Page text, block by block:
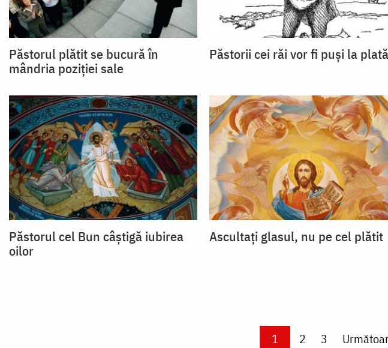
Păstorul plătit se bucură în
mândria poziţiei sale
Păstorii cei răi vor fi puşi la plată
Păstorul cel Bun câştigă iubirea
oilor
Ascultaţi glasul, nu pe cel plătit
Current page
1 Page
2 Page
3 Next